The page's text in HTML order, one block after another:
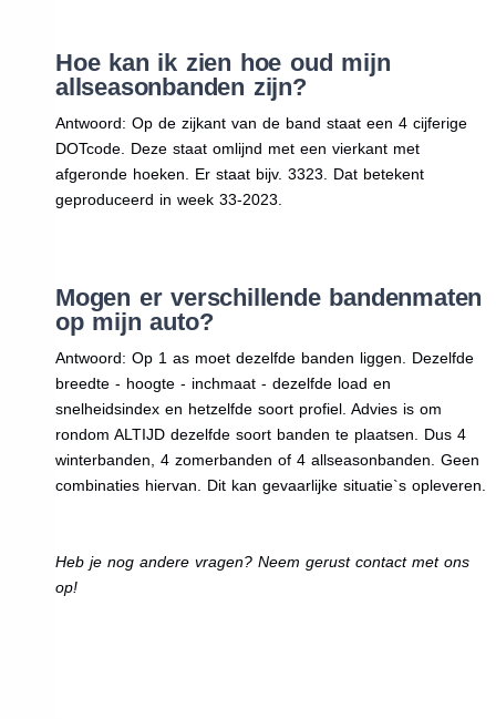
Hoe kan ik zien hoe oud mijn
allseasonbanden zijn?
Antwoord: Op de zijkant van de band staat een 4 cijferige
DOTcode. Deze staat omlijnd met een vierkant met
afgeronde hoeken. Er staat bijv. 3323. Dat betekent
geproduceerd in week 33-2023.
Mogen er verschillende bandenmaten
op mijn auto?
Antwoord: Op 1 as moet dezelfde banden liggen. Dezelfde
breedte - hoogte - inchmaat - dezelfde load en
snelheidsindex en hetzelfde soort profiel. Advies is om
rondom ALTIJD dezelfde soort banden te plaatsen. Dus 4
winterbanden, 4 zomerbanden of 4 allseasonbanden. Geen
combinaties hiervan. Dit kan gevaarlijke situatie`s opleveren.
Heb je nog andere vragen? Neem gerust contact met ons
op!